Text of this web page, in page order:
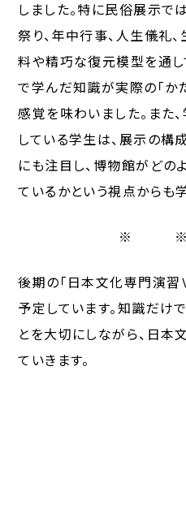
しました。特に民俗展示で
祭り、年中行事、人生儀礼
料や精巧な復元模型を通し
で学んだ知識が実際の「か
感覚を味わいました。また
している学生は、展示の構
にも注目し、博物館がどの
ているかという視点からも
※
後期の「日本文化専門演習Ⅵ
予定しています。知識だけ
とを大切にしながら、日本
ていきます。